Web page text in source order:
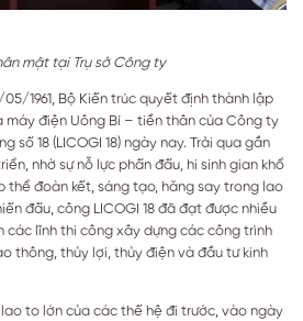
mật tại Trụ sở Công ty
1961, Bộ Kiến trúc quyết định thành lập
máy điện Uông Bí – tiền thân của Công ty
số 18 (LICOGI 18) ngày nay. Trải qua gần
nhờ sự nỗ lực phấn đấu, hi sinh gian khổ
thể đoàn kết, sáng tạo, hăng say trong lao
đấu, công LICOGI 18 đã đạt được nhiều
các lĩnh thi công xây dựng các công trình
thông, thủy lợi, thủy điện và đầu tư kinh
to lớn của các thế hệ đi trước, vào ngày